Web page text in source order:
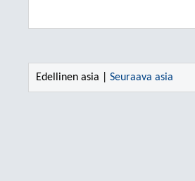
Edellinen asia | Seuraava asia